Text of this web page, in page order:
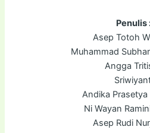
Penulis
Asep Totoh
Muhammad
Angga
Andika Prasetya
Ni Wayan
Asep Rudi